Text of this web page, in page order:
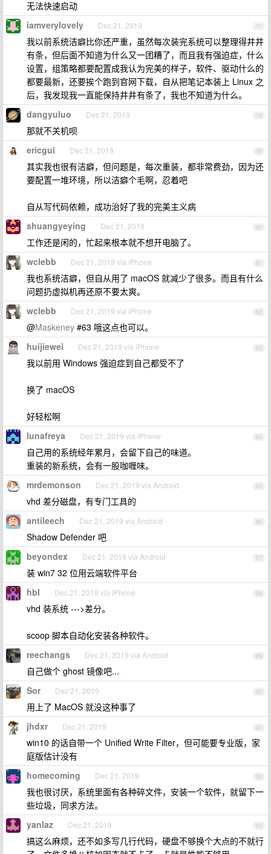
无法快速启动
77
iamverylovely Dec 21, 2019
我以前系统洁癖比你还严重，虽然每次装完系统可以整理得井井
有条，但后面不知道为什么又一团糟了，而且我有强迫症，什么
设置，组策略都要配置成我认为完美的样子，软件、驱动什么的
都要最新，还要挨个跑到官网下载，自从把笔记本装上 Linux 之
后，我发现我一直能保持井井有条了，我也不知道为什么。
78
dangyuluo Dec 21, 2019
那就不关机呗
79
ericgui Dec 21, 2019
其实我也很有洁癖，但问题是，每次重装，都非常费劲，因为还
要配置一堆环境，所以洁癖个毛啊，忍着吧
自从写代码依赖，成功治好了我的完美主义病
80
shuangyeying Dec 21, 2019
工作还是闲的，忙起来根本就不想开电脑了。
81
wclebb Dec 21, 2019 via iPhone
我也系统洁癖，但自从用了 macOS 就减少了很多。而且有什么
问题扔虚拟机再还原不要太爽。
82
wclebb Dec 21, 2019 via iPhone
@Maskeney #63 哦这点也可以。
83
huijiewei Dec 21, 2019 via iPhone
我以前用 Windows 强迫症到自己都受不了
换了 macOS
好轻松啊
84
lunafreya Dec 21, 2019 via iPhone
自己用的系统经年累月，会留下自己的味道。
重装的新系统，会有一股咖喱味。
85
mrdemonson Dec 21, 2019 via Android
vhd 差分磁盘，有专门工具的
86
antileech Dec 21, 2019 via Android
Shadow Defender 吧
87
beyondex Dec 21, 2019 via Android
装 win7 32 位用云端软件平台
88
hbl Dec 21, 2019 via iPhone
vhd 装系统 --->差分。
scoop 脚本自动化安装各种软件。
89
reechangs Dec 21, 2019 via Android
自己做个 ghost 镜像吧...
90
Sor Dec 21, 2019
用上了 MacOS 就没这种事了
91
jhdxr Dec 21, 2019
win10 的话自带一个 Unified Write Filter，但可能要专业版，家
庭版估计没有
92
homecoming Dec 21, 2019
我也很讨厌，系统里面有各种碎文件，安装一个软件，就留下一
些垃圾，同求方法。
93
yanlaz Dec 21, 2019
搞这么麻烦，还不如多写几行代码，硬盘不够换个大点的不就行